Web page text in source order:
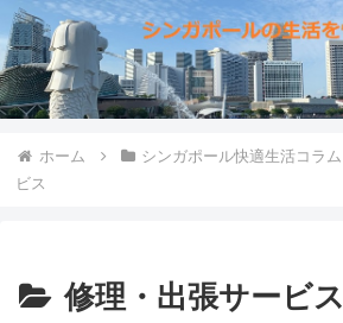
ホーム シンガポール快適生活コラム
ビス
修理・出張サービス